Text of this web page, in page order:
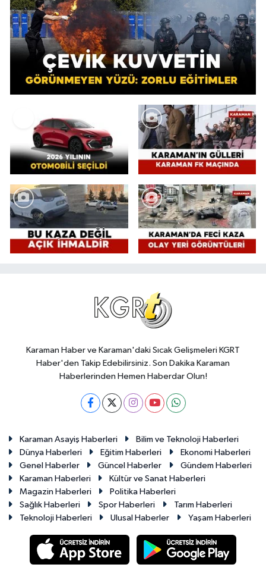
Karaman Haber ve Karaman'daki Sıcak Gelişmeleri KGRT
Haber'den Takip Edebilirsiniz. Son Dakika Karaman
Haberlerinden Hemen Haberdar Olun!
Karaman Asayiş Haberleri
Bilim ve Teknoloji Haberleri
Dünya Haberleri
Eğitim Haberleri
Ekonomi Haberleri
Genel Haberler
Güncel Haberler
Gündem Haberleri
Karaman Haberleri
Kültür ve Sanat Haberleri
Magazin Haberleri
Politika Haberleri
Sağlık Haberleri
Spor Haberleri
Tarım Haberleri
Teknoloji Haberleri
Ulusal Haberler Yaşam Haberleri